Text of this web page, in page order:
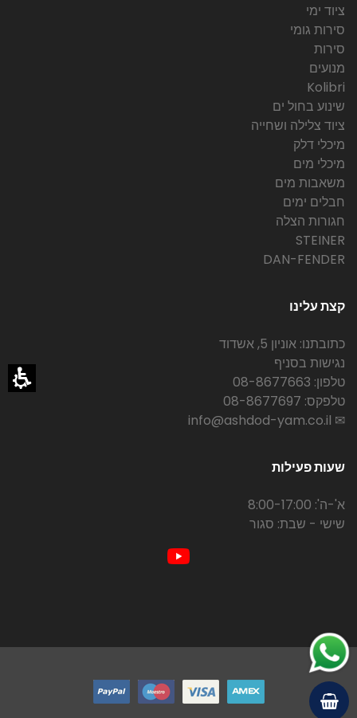
ציוד ימי
סירות גומי
סירות
מנועים
Kolibri
שינוע בחול ים
ציוד צלילה ושחייה
מיכלי דלק
מיכלי מים
משאבות מים
חבלים ימים
חגורות הצלה
STEINER
DAN-FENDER
קצת עלינו
כתובתנו: אוניון 5, אשדוד
נגישות בסניף
טלפון: 08-8677663
טלפקס: 08-8677697
✉ info@ashdod-yam.co.il
שעות פעילות
א'-ה': 8:00-17:00
שישי - שבת: סגור